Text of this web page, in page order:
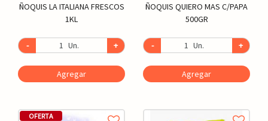
ÑOQUIS LA ITALIANA FRESCOS
1KL
- Un. +
Agregar
OFERTA
ÑOQUIS QUIERO MAS C/PAPA
500GR
- Un. +
Agregar